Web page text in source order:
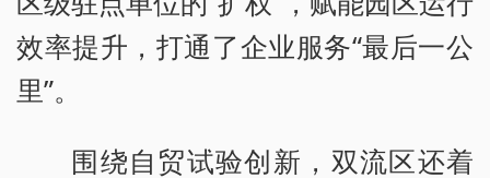
效率提升，打通了企业服务“最后一公
里”。
围绕自贸试验创新，双流区还着